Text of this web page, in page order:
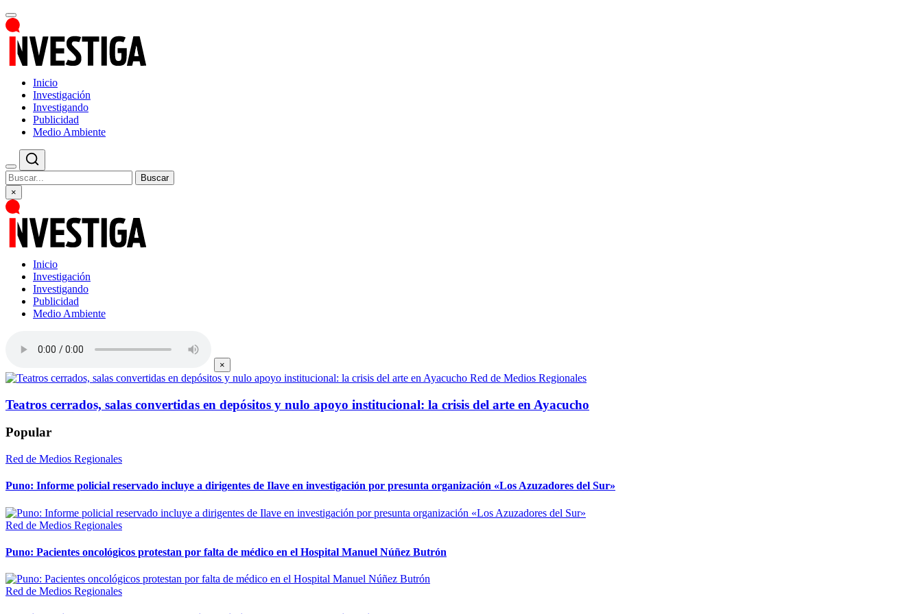
Inicio
Investigación
Investigando
Publicidad
Medio Ambiente
Buscar
×
Inicio
Investigación
Investigando
Publicidad
Medio Ambiente
×
Red de Medios Regionales
Teatros cerrados, salas convertidas en depósitos y nulo apoyo institucional: la crisis del arte en Ayacucho
Popular
Red de Medios Regionales
Puno: Informe policial reservado incluye a dirigentes de Ilave en investigación por presunta organización «Los Azuzadores del Sur»
Red de Medios Regionales
Puno: Pacientes oncológicos protestan por falta de médico en el Hospital Manuel Núñez Butrón
Red de Medios Regionales